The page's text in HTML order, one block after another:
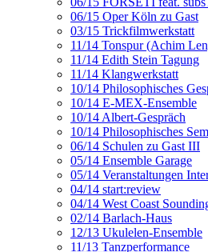
06/15 Oper Köln zu Gast
03/15 Trickfilmwerkstatt
11/14 Tonspur (Achim
11/14 Edith Stein Tagung
11/14 Klangwerkstatt
10/14 Philosophisches
10/14 E-MEX-Ensemble
10/14 Albert-Gespräch
10/14 Philosophisches
06/14 Schulen zu Gast III
05/14 Ensemble Garage
05/14 Veranstaltungen
04/14 start:review
04/14 West Coast
02/14 Barlach-Haus
12/13 Ukulelen-Ensemble
11/13 Tanzperformance